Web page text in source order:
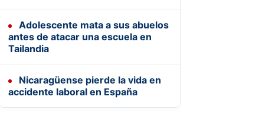
Adolescente mata a sus abuelos
antes de atacar una escuela en
Tailandia
Nicaragüense pierde la vida en
accidente laboral en España